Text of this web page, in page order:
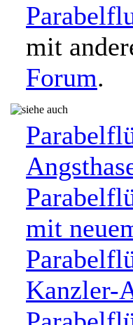
mit
Forum.
mit
Kanzler-